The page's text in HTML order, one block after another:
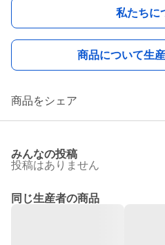
私たちに
商品について生
商品をシェア
みんなの投稿
投稿はありません
同じ生産者の商品